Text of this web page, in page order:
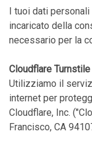
I tuoi dati
incaricato della
necessario per la
Cloudflare Turnstile
Utilizziamo il
internet per
Cloudflare, Inc.
Francisco, CA